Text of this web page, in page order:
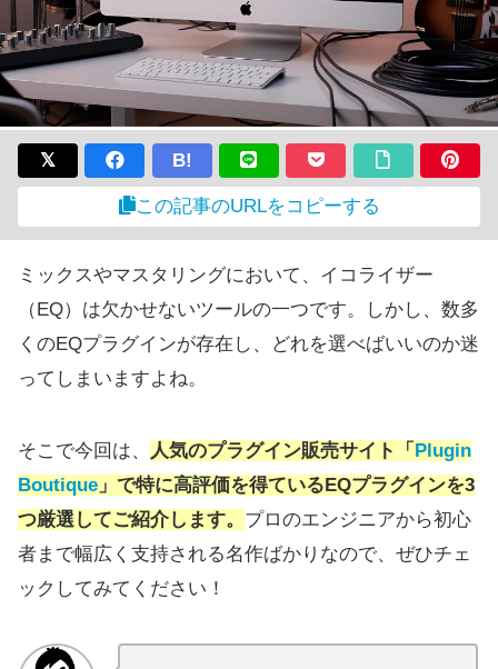
B!
この記事のURLをコピーする
ミックスやマスタリングにおいて、イコライザー
（EQ）は欠かせないツールの一つです。しかし、数多
くのEQプラグインが存在し、どれを選べばいいのか迷
ってしまいますよね。
そこで今回は、 人気のプラグイン販売サイト「 Plugin
Boutique 」で特に高評価を得ているEQプラグインを3
つ厳選してご紹介します。 プロのエンジニアから初心
者まで幅広く支持される名作ばかりなので、ぜひチェ
ックしてみてください！